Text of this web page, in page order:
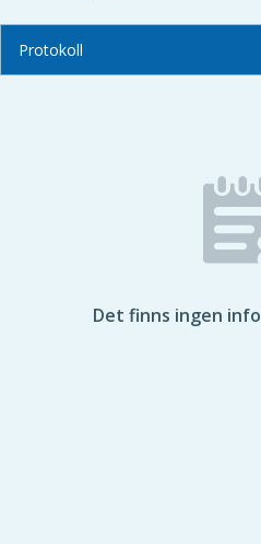
Protokoll
Det finns ingen